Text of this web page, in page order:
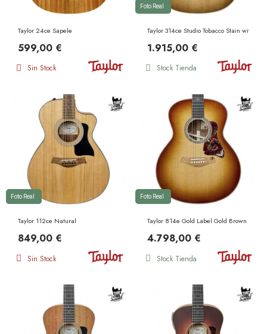
Taylor 24ce Sapele
599,00 €
Sin Stock
Taylor 314ce Studio Tobacco Stain with
1.915,00 €
Foto Real
Stock Tienda
Taylor 112ce Natural
849,00 €
Foto Real
Sin Stock
Taylor 814e Gold Label Gold Brown
4.798,00 €
Foto Real
Stock Tienda